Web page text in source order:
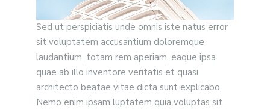
Sed ut perspiciatis unde omnis iste natus error
sit voluptatem accusantium doloremque
laudantium, totam rem aperiam, eaque ipsa
quae ab illo inventore veritatis et quasi
architecto beatae vitae dicta sunt explicabo.
Nemo enim ipsam luptatem quia voluptas sit